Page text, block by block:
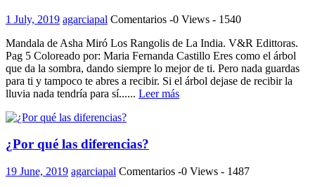
1 July, 2019 agarciapal Comentarios -0 Views - 1540
Mandala de Asha Miró Los Rangolis de La India. V&R Edittoras.
Pag 5 Coloreado por: Maria Fernanda Castillo Eres como el árbol
que da la sombra, dando siempre lo mejor de ti. Pero nada guardas
para ti y tampoco te abres a recibir. Si el árbol dejase de recibir la
lluvia nada tendría para sí...... Leer más
¿Por qué las diferencias?
19 June, 2019 agarciapal Comentarios -0 Views - 1487